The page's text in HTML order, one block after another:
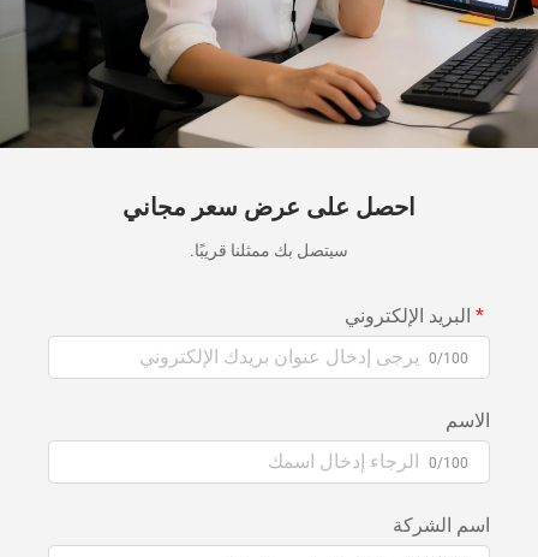
احصل على عرض سعر مجاني
سيتصل بك ممثلنا قريبًا.
البريد الإلكتروني
0/100
الاسم
0/100
اسم الشركة